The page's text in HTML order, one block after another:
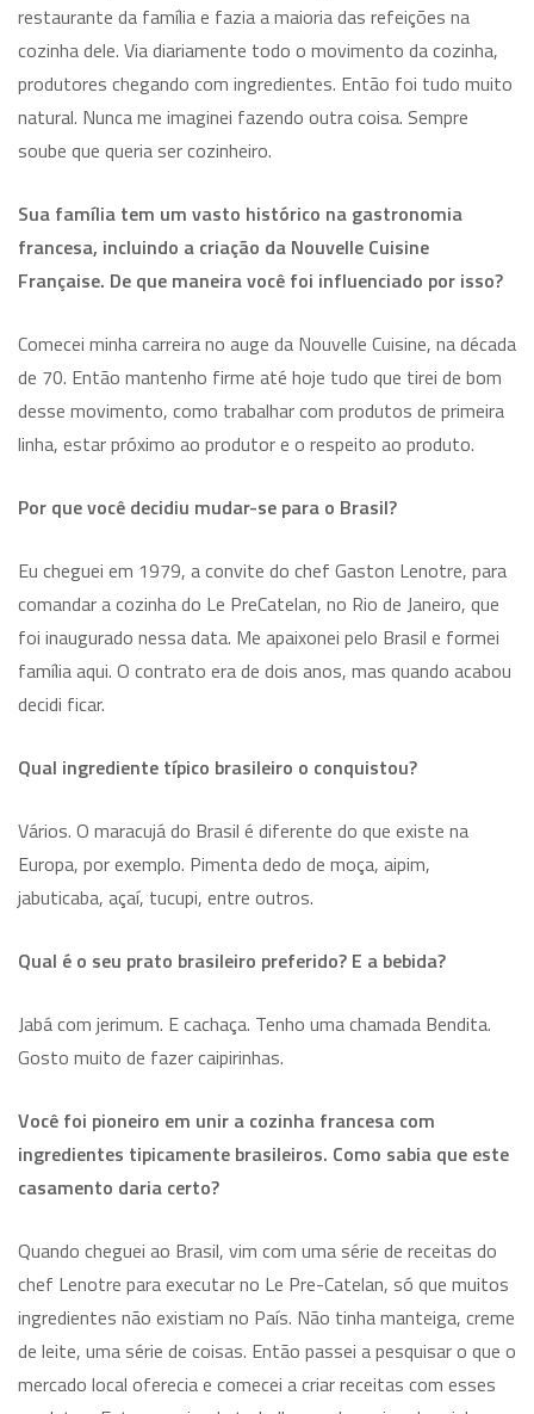
restaurante da família e fazia a maioria das refeições na
cozinha dele. Via diariamente todo o movimento da cozinha,
produtores chegando com ingredientes. Então foi tudo muito
natural. Nunca me imaginei fazendo outra coisa. Sempre
soube que queria ser cozinheiro.
Sua família tem um vasto histórico na gastronomia
francesa, incluindo a criação da Nouvelle Cuisine
Française. De que maneira você foi influenciado por isso?
Comecei minha carreira no auge da Nouvelle Cuisine, na década
de 70. Então mantenho firme até hoje tudo que tirei de bom
desse movimento, como trabalhar com produtos de primeira
linha, estar próximo ao produtor e o respeito ao produto.
Por que você decidiu mudar-se para o Brasil?
Eu cheguei em 1979, a convite do chef Gaston Lenotre, para
comandar a cozinha do Le PreCatelan, no Rio de Janeiro, que
foi inaugurado nessa data. Me apaixonei pelo Brasil e formei
família aqui. O contrato era de dois anos, mas quando acabou
decidi ficar.
Qual ingrediente típico brasileiro o conquistou?
Vários. O maracujá do Brasil é diferente do que existe na
Europa, por exemplo. Pimenta dedo de moça, aipim,
jabuticaba, açaí, tucupi, entre outros.
Qual é o seu prato brasileiro preferido? E a bebida?
Jabá com jerimum. E cachaça. Tenho uma chamada Bendita.
Gosto muito de fazer caipirinhas.
Você foi pioneiro em unir a cozinha francesa com
ingredientes tipicamente brasileiros. Como sabia que este
casamento daria certo?
Quando cheguei ao Brasil, vim com uma série de receitas do
chef Lenotre para executar no Le Pre-Catelan, só que muitos
ingredientes não existiam no País. Não tinha manteiga, creme
de leite, uma série de coisas. Então passei a pesquisar o que o
mercado local oferecia e comecei a criar receitas com esses